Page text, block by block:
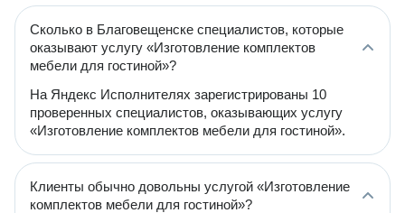
Сколько в Благовещенске специалистов, которые
оказывают услугу «Изготовление комплектов
мебели для гостиной»?
На Яндекс Исполнителях зарегистрированы 10
проверенных специалистов, оказывающих услугу
«Изготовление комплектов мебели для гостиной».
Клиенты обычно довольны услугой «Изготовление
комплектов мебели для гостиной»?